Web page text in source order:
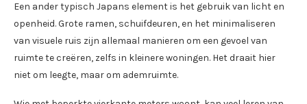
Een ander typisch Japans element is het gebruik van licht en
openheid. Grote ramen, schuifdeuren, en het minimaliseren
van visuele ruis zijn allemaal manieren om een gevoel van
ruimte te creëren, zelfs in kleinere woningen. Het draait hier
niet om leegte, maar om ademruimte.